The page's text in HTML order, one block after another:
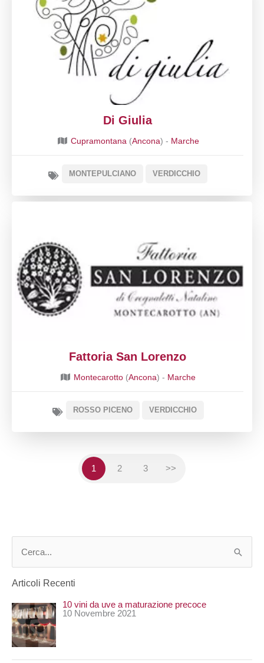
Di Giulia
Cupramontana (Ancona) - Marche
MONTEPULCIANO VERDICCHIO
Fattoria San Lorenzo
Montecarotto (Ancona) - Marche
ROSSO PICENO VERDICCHIO
1 2 3 >>
c
a
:
Articoli Recenti
10 vini da uve a maturazione precoce
10 Novembre 2021